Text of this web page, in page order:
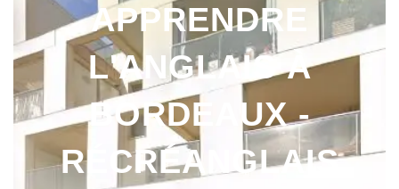
APPRENDRE
L'ANGLAIS À
BORDEAUX -
RÉCRÉANGLAIS